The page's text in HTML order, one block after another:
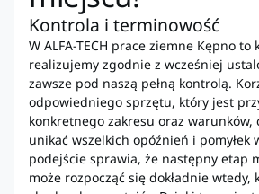
Kontrola i terminowość
W ALFA-TECH prace ziemne Kępno to
realizujemy zgodnie z wcześniej
zawsze pod naszą pełną kontrolą.
odpowiedniego sprzętu, który jest
konkretnego zakresu oraz warunków,
unikać wszelkich opóźnień i pomyłek
podejście sprawia, że następny etap
może rozpocząć się dokładnie